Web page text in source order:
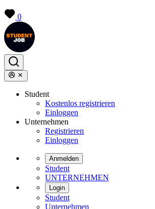
0
Student
Kostenlos registrieren
Einloggen
Unternehmen
Registrieren
Einloggen
Anmelden
Student
UNTERNEHMEN
Login
Student
Unternehmen